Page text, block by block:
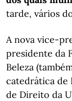
tarde, vários
A nova vice-
presidente da
Beleza
catedrática de
de Direito da